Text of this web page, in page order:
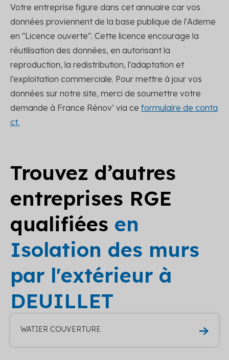
Votre entreprise figure dans cet annuaire car vos
données proviennent de la base publique de l'Ademe
en "Licence ouverte". Cette licence encourage la
réutilisation des données, en autorisant la
reproduction, la redistribution, l’adaptation et
l’exploitation commerciale. Pour mettre à jour vos
données sur notre site, merci de soumettre votre
demande à France Rénov’ via ce formulaire de conta
ct.
Trouvez d’autres
entreprises RGE
qualifiées en
Isolation des murs
par l'extérieur à
DEUILLET
WATIER COUVERTURE